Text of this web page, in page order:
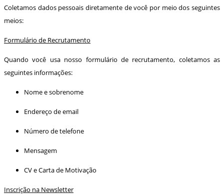
Coletamos dados pessoais diretamente de você por meio dos seguintes
meios:
Formulário de Recrutamento
Quando você usa nosso formulário de recrutamento, coletamos as
seguintes informações:
Nome e sobrenome
Endereço de email
Número de telefone
Mensagem
CV e Carta de Motivação
Inscrição na Newsletter